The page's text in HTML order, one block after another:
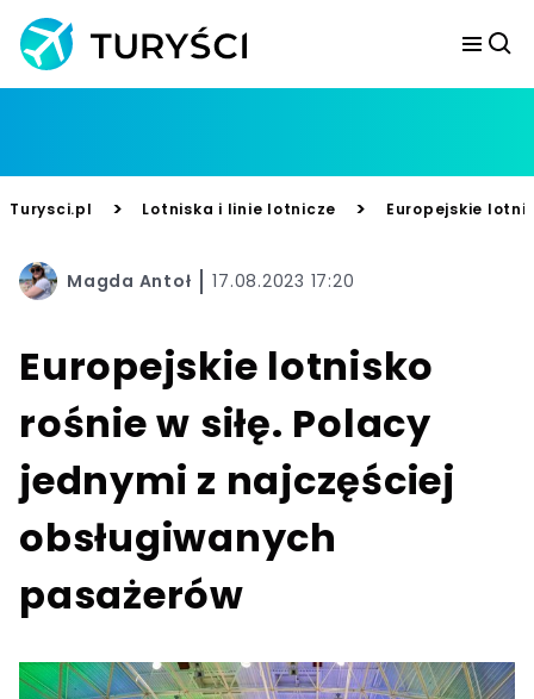
Turysci.pl > Lotniska i linie lotnicze > Europejskie
Magda Antoł 17.08.2023 17:20
Europejskie lotnisko
rośnie w siłę. Polacy
jednymi z najczęściej
obsługiwanych
pasażerów